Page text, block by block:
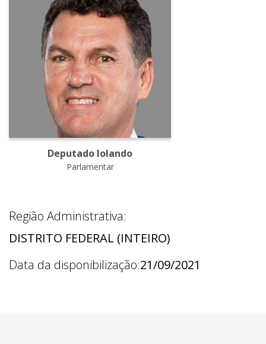
Deputado Iolando
Parlamentar
Região Administrativa:
DISTRITO FEDERAL (INTEIRO)
Data da disponibilização:21/09/2021